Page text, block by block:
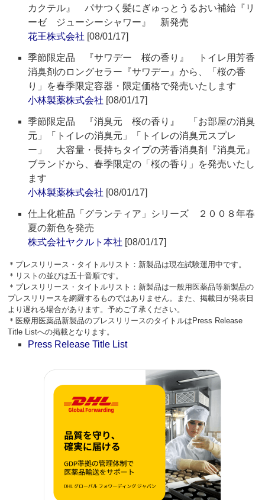
カクテル』 パサつく髪にぎゅっとうるおい補給『リ
ーゼ ジューシーシャワー』 新発売
花王株式会社 [08/01/17]
季節限定品 『サワデー 桜の香り』 トイレ用芳香
消臭剤のロングセラー『サワデー』から、「桜の香
り」を春季限定容器・限定価格で発売いたします
小林製薬株式会社 [08/01/17]
季節限定品 『消臭元 桜の香り』 「お部屋の消臭
元」「トイレの消臭元」「トイレの消臭元スプレ
ー」 大容量・長持ちタイプの芳香消臭剤『消臭元』
ブランドから、春季限定の「桜の香り」を発売いたし
ます
小林製薬株式会社 [08/01/17]
仕上化粧品「グランティア」シリーズ ２００８年春
夏の新色を発売
株式会社ヤクルト本社 [08/01/17]
＊プレスリリース・タイトルリスト：新製品は現在試験運用中です。
＊リストの並びは五十音順です。
＊プレスリリース・タイトルリスト：新製品は一般用医薬品等新製品の
プレスリリースを網羅するものではありません。また、掲載日が発表日
より遅れる場合があります。予めご了承ください。
＊医療用医薬品新製品のプレスリリースのタイトルはPress Release
Title Listへの掲載となります。
Press Release Title List